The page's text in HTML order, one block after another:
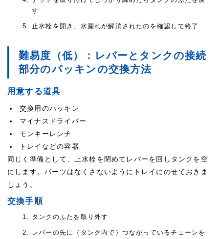
す
止水栓を開き、水漏れが解消されたのを確認して終了
難易度（低）：レバーとタンクの接続
部分のパッキンの交換方法
用意する道具
交換用のパッキン
マイナスドライバー
モンキーレンチ
トレイなどの容器
同じく準備として、止水栓を閉めてレバーを回しタンクを空
にします。パーツはなくさないようにトレイにのせておきま
しょう。
交換手順
タンクのふたを取り外す
レバーの先に（タンク内で）つながっているチェーンを